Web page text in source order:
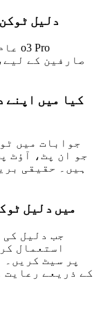
دلیل
صارفین کے
کیا میں اپنے
جو ان پٹ، آؤٹ
ہیں۔ حقیقی
میں دلیل
جب دلیل کی